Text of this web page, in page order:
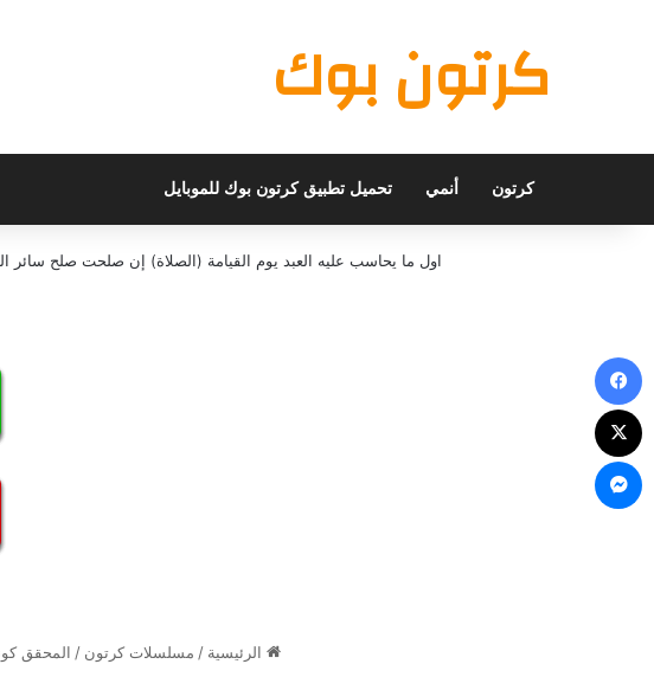
كرتون بوك
كرتون أنمي تحميل تطبيق كرتون بوك للموبايل
اول ما يحاسب عليه العبد يوم القيامة (الصلاة) إن صلحت صلح
الرئيسية / مسلسلات كرتون / المحقق